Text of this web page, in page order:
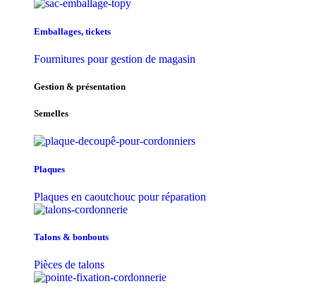
Emballages, tickets
Fournitures pour gestion de magasin
Gestion & présentation
Semelles
Plaques
Plaques en caoutchouc pour réparation
Talons & bonbouts
Pièces de talons